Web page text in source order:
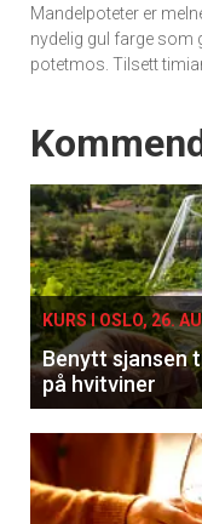
Få
Vi tilbyr
kan fritt
tilsendt.
Mandelpoteter er
nydelig gul farge som
potetmos. Tilsett
Events
KURS I OSLO, 26.
Benytt sjansen
på hvitviner